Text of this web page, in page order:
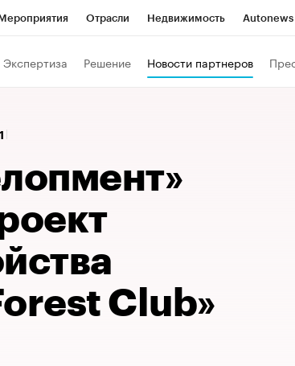
Отрасли Недвижимость Autonews
Экспертиза Решение Новости партнеров
Club»